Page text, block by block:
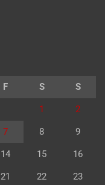
F S S
1 2
7 8 9
14 15 16
21 22 23